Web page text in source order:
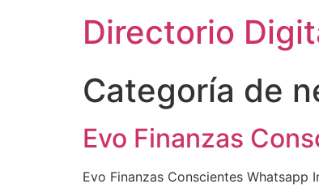
Directorio
Categoría de
Evo Finanzas
Evo Finanzas Conscientes